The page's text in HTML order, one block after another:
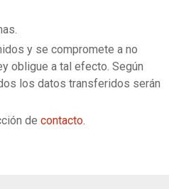
y se compromete a no
obligue a tal efecto. Según
los datos transferidos serán
de contacto.